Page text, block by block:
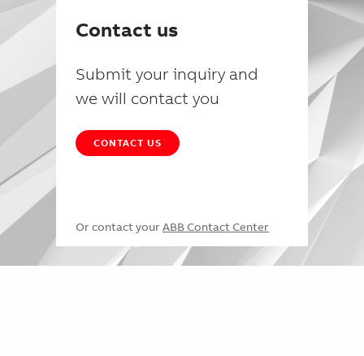
Contact us
Submit your inquiry and
we will contact you
CONTACT US
Or contact your ABB Contact Center